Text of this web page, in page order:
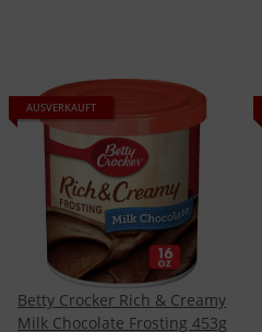
AUSVERKAUFT
Betty Crocker Rich & Creamy
Milk Chocolate Frosting 453g